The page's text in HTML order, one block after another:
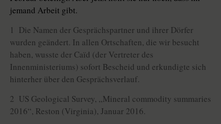
jemand Arbeit gibt.
1 Die Namen der Gesprächspartner und ihrer Dörfer
wurden geändert. In allen Ortschaften, die wir besucht
haben, wusste der Caïd (der Vertreter des
Innenministeriums) sofort Bescheid und erkundigte sich
hinterher über den Gesprächsverlauf.
2 US Geological Survey, „Mineral commodity summaries
2016“, Reston (Virginia), Januar 2016.